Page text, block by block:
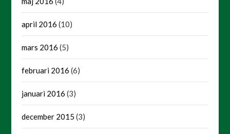
april 2016 (10)
mars 2016 (5)
februari 2016 (6)
januari 2016 (3)
december 2015 (3)